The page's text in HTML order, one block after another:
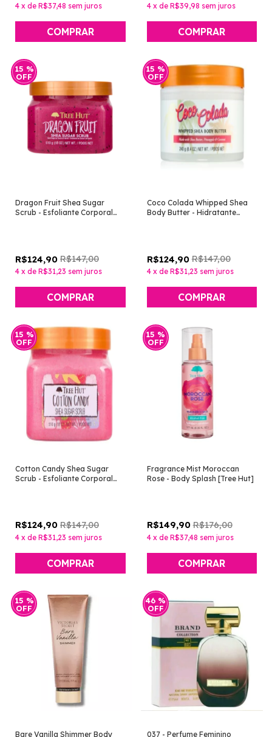
4 x de R$37,48 sem juros 4 x de R$39,98 sem juros
15 %
OFF
Dragon Fruit Shea Sugar
Scrub - Esfoliante Corporal
R$124,90 R$147,00
4 x de R$31,23 sem juros
15 %
OFF
Coco Colada Whipped Shea
Body Butter - Hidratante
R$124,90 R$147,00
4 x de R$31,23 sem juros
15 %
OFF
Cotton Candy Shea Sugar
Scrub - Esfoliante Corporal
R$124,90 R$147,00
4 x de R$31,23 sem juros
15 %
OFF
Fragrance Mist Moroccan
Rose - Body Splash [Tree Hut]
R$149,90 R$176,00
4 x de R$37,48 sem juros
15 %
OFF
Bare Vanilla Shimmer Body
46 %
OFF
037 - Perfume Feminino